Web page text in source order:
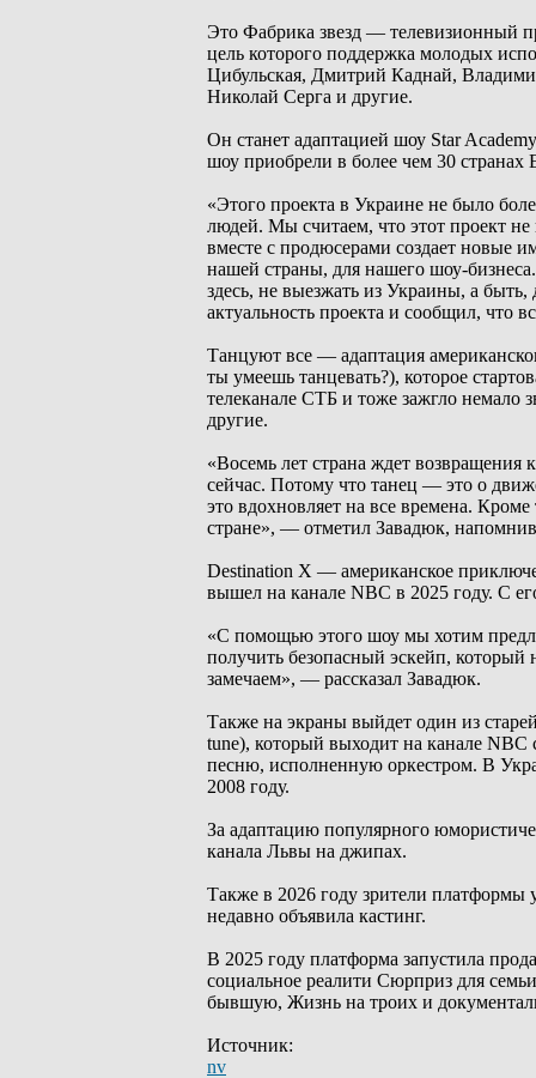
Это Фабрика звезд — телевизионный
цель которого поддержка молодых
Цибульская, Дмитрий Каднай,
Николай Серга и другие.
Он станет адаптацией шоу Star
шоу приобрели в более чем 30
«Этого проекта в Украине не было
людей. Мы считаем, что этот проект
вместе с продюсерами создает новые
нашей страны, для нашего шоу-
здесь, не выезжать из Украины, а
актуальность проекта и сообщил, что
Танцуют все — адаптация
ты умеешь танцевать?), которое
телеканале СТБ и тоже зажгло немало
другие.
«Восемь лет страна ждет
сейчас. Потому что танец — это о
это вдохновляет на все времена.
стране», — отметил Завадюк,
Destination X — американское
вышел на канале NBC в 2025 году. С
«С помощью этого шоу мы хотим
получить безопасный эскейп, который
замечаем», — рассказал Завадюк.
Также на экраны выйдет один из
tune), который выходит на канале NBC
песню, исполненную оркестром. В
2008 году.
За адаптацию популярного
канала Львы на джипах.
Также в 2026 году зрители платформы
недавно объявила кастинг.
В 2025 году платформа запустила
социальное реалити Сюрприз для
бывшую, Жизнь на троих и
Источник:
nv